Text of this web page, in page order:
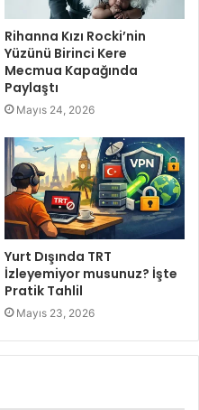
Rihanna Kızı Rocki’nin
Yüzünü Birinci Kere
Mecmua Kapağında
Paylaştı
Mayıs 24, 2026
Yurt Dışında TRT
İzleyemiyor musunuz? İşte
Pratik Tahlil
Mayıs 23, 2026